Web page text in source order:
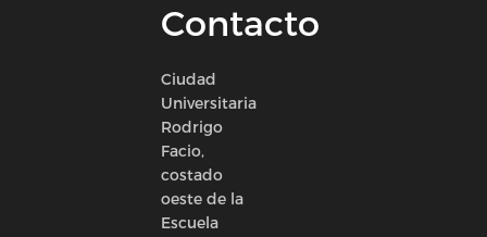
Contacto
Ciudad
Universitaria
Rodrigo
Facio,
costado
oeste de la
Escuela